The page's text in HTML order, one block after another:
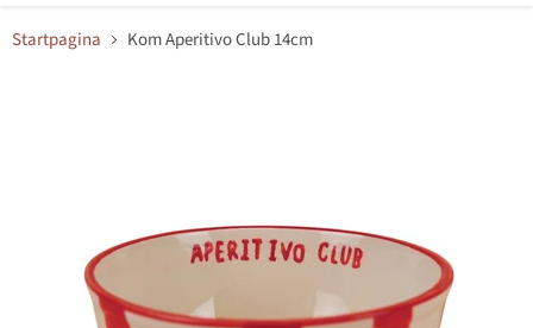
Startpagina Kom Aperitivo Club 14cm